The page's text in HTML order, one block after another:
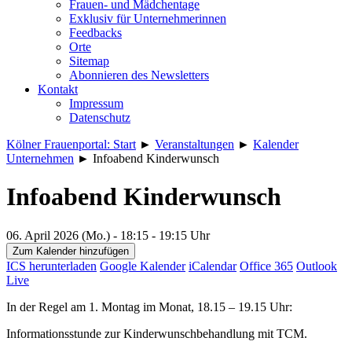
Frauen- und Mädchentage
Exklusiv für Unternehmerinnen
Feedbacks
Orte
Sitemap
Abonnieren des Newsletters
Kontakt
Impressum
Datenschutz
Kölner Frauenportal: Start ► Veranstaltungen ► Kalender
Unternehmen ► Infoabend Kinderwunsch
Infoabend Kinderwunsch
06. April 2026 (Mo.) - 18:15 - 19:15 Uhr
Zum Kalender hinzufügen
ICS herunterladen Google Kalender iCalendar Office 365 Outlook
Live
In der Regel am 1. Montag im Monat, 18.15 – 19.15 Uhr:
Informationsstunde zur Kinderwunschbehandlung mit TCM.